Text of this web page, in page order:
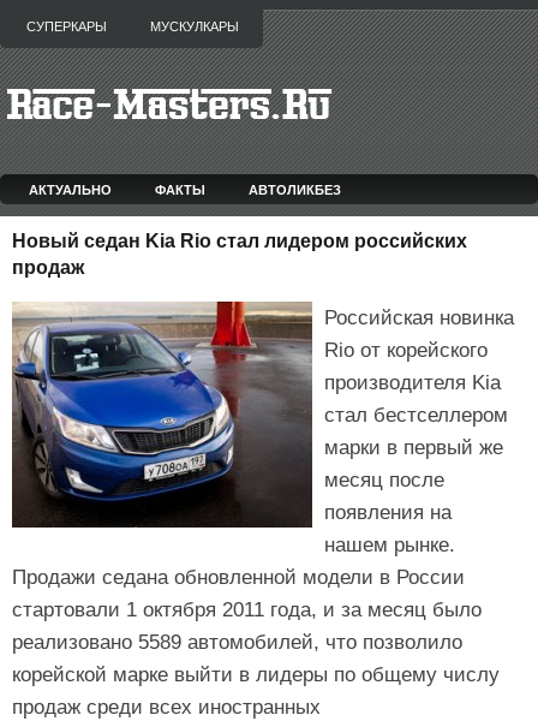
СУПЕРКАРЫ МУСКУЛКАРЫ
АКТУАЛЬНО ФАКТЫ АВТОЛИКБЕЗ
Новый седан Kia Rio стал лидером российских
продаж
Российская новинка
Rio от корейского
производителя Kia
стал бестселлером
марки в первый же
месяц после
появления на
нашем рынке.
Продажи седана обновленной модели в России
стартовали 1 октября 2011 года, и за месяц было
реализовано 5589 автомобилей, что позволило
корейской марке выйти в лидеры по общему числу
продаж среди всех иностранных